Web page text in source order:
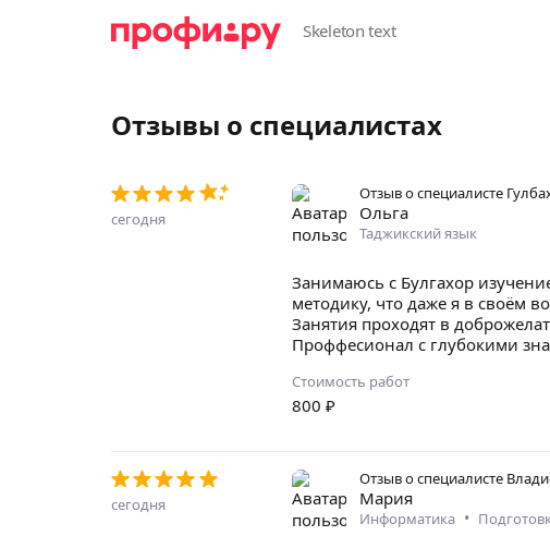
Отзывы о специалистах
сегодня
Отзыв о специалисте
Ольга
Таджикский язык
Занимаюсь с Булгахор
методику, что даже я в своём
Занятия проходят в
Проффесионал с глубокими
Стоимость работ
800 ₽
сегодня
Отзыв о специалисте
Мария
Информатика •